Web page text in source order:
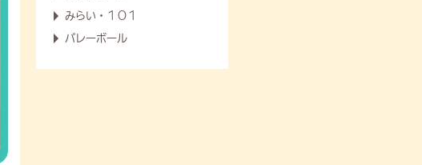
みらい・１０１
バレーボール